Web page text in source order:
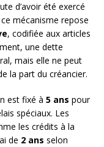
d’avoir été exercé
mécanisme repose
, codifiée aux articles
une dette
mais elle ne peut
la part du créancier.
est fixé à 5 ans pour
spéciaux. Les
les crédits à la
de 2 ans selon